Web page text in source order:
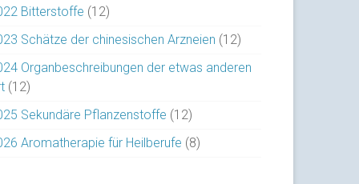
Bitterstoffe (12)
Schätze der chinesischen Arzneien (12)
Organbeschreibungen der etwas anderen
(12)
Sekundäre Pflanzenstoffe (12)
Aromatherapie für Heilberufe (8)